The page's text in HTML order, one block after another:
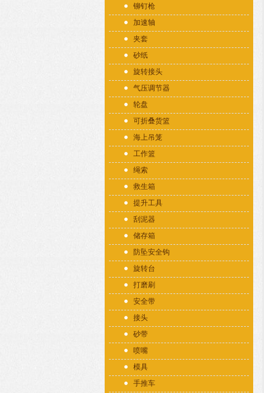
铆钉枪
加速轴
夹套
砂纸
旋转接头
气压调节器
轮盘
可折叠货篮
海上吊笼
工作篮
绳索
救生箱
提升工具
刮泥器
储存箱
防坠安全钩
旋转台
打磨刷
安全带
接头
砂带
喷嘴
模具
手推车